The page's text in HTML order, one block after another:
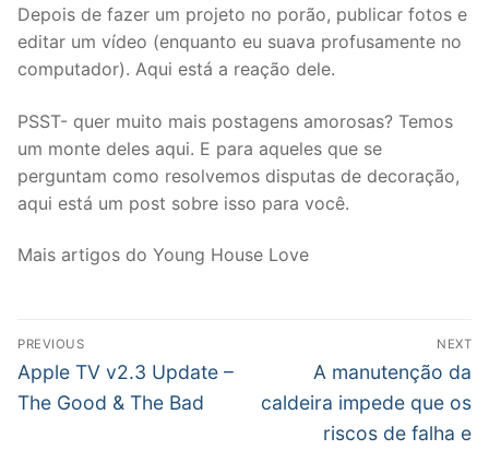
Depois de fazer um projeto no porão, publicar fotos e
editar um vídeo (enquanto eu suava profusamente no
computador). Aqui está a reação dele.
PSST- quer muito mais postagens amorosas? Temos
um monte deles aqui. E para aqueles que se
perguntam como resolvemos disputas de decoração,
aqui está um post sobre isso para você.
Mais artigos do Young House Love
Post
navigation
PREVIOUS
Previous
post:
Apple TV v2.3 Update –
The Good & The Bad
NEXT
Next
post:
A manutenção da
caldeira impede que os
riscos de falha e